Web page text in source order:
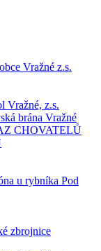
Vražné z.s.
Vražné, z.s.
brána Vražné
CHOVATELŮ
u rybníka Pod
zbrojnice